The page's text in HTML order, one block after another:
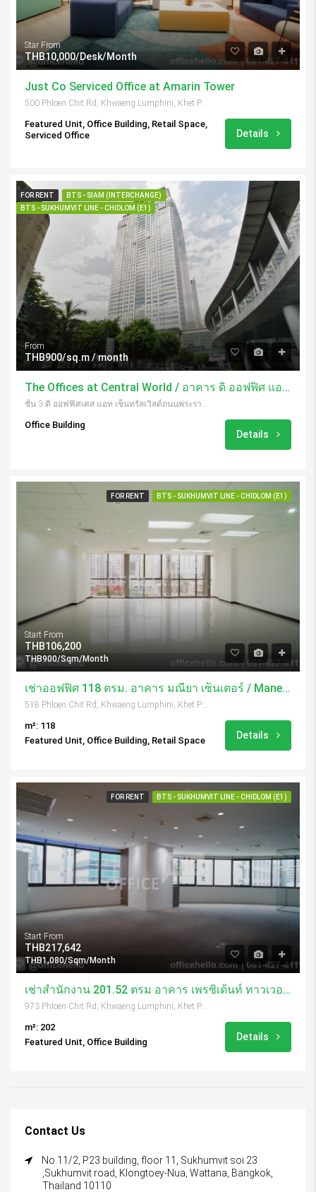
Star From
THB10,000/Desk/Month
Just Co Serviced Office at Amarin Tower
Featured Unit, Office Building, Retail Space,
Serviced Office
Details
FOR RENT
BTS - SIAM (INTERCHANGE)
BTS - SUKHUMVIT LINE - CHIDLOM (E1)
From
THB900/sq.m / month
The Offices at Central World / อาคาร ดิ ออฟฟิศ แอท เซ็นทรัลเวิลด์
ชั้น 3 ดิ ออฟฟิศเศส แอท เซ็นทรัลเวิลด์ถนนพระราม 1, ปทุมวัน, กรุงเทพฯ, 10330 10330, Thailand
Office Building
Details
FOR RENT BTS - SUKHUMVIT LINE - CHIDLOM (E1)
Start From
THB106,200
THB900/Sqm/Month
เช่าออฟฟิศ 118 ตรม. อาคาร มณียา เซ็นเตอร์ / Maneeya Center
518 Phloen Chit Rd, Khwaeng Lumphini, Khet Pathum Wan, Krung Thep Maha Nakhon 10330, Thailand
m²: 118
Featured Unit, Office Building, Retail Space
Details
FOR RENT BTS - SUKHUMVIT LINE - CHIDLOM (E1)
Start From
THB217,642
THB1,080/Sqm/Month
เช่าสำนักงาน 201.52 ตรม อาคาร เพรซิเด้นท์ ทาวเวอร์ / President Tower
m²: 202
Featured Unit, Office Building
Details
Contact Us
No.11/2, P23 building, floor 11, Sukhumvit soi 23
,Sukhumvit road, Klongtoey-Nua, Wattana, Bangkok,
Thailand 10110